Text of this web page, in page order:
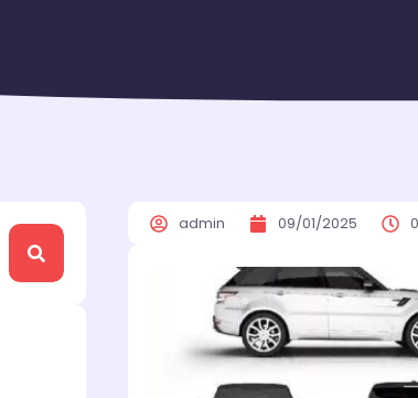
admin 09/01/2025